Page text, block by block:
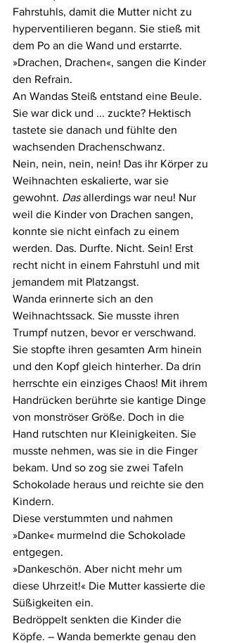
Fahrstuhls, damit die Mutter nicht zu
hyperventilieren begann. Sie stieß mit
dem Po an die Wand und erstarrte.
»Drachen, Drachen«, sangen die Kinder
den Refrain.
An Wandas Steiß entstand eine Beule.
Sie war dick und ... zuckte? Hektisch
tastete sie danach und fühlte den
wachsenden Drachenschwanz.
Nein, nein, nein, nein! Das ihr Körper zu
Weihnachten eskalierte, war sie
gewohnt. Das allerdings war neu! Nur
weil die Kinder von Drachen sangen,
konnte sie nicht einfach zu einem
werden. Das. Durfte. Nicht. Sein! Erst
recht nicht in einem Fahrstuhl und mit
jemandem mit Platzangst.
Wanda erinnerte sich an den
Weihnachtssack. Sie musste ihren
Trumpf nutzen, bevor er verschwand.
Sie stopfte ihren gesamten Arm hinein
und den Kopf gleich hinterher. Da drin
herrschte ein einziges Chaos! Mit ihrem
Handrücken berührte sie kantige Dinge
von monströser Größe. Doch in die
Hand rutschten nur Kleinigkeiten. Sie
musste nehmen, was sie in die Finger
bekam. Und so zog sie zwei Tafeln
Schokolade heraus und reichte sie den
Kindern.
Diese verstummten und nahmen
»Danke« murmelnd die Schokolade
entgegen.
»Dankeschön. Aber nicht mehr um
diese Uhrzeit!« Die Mutter kassierte die
Süßigkeiten ein.
Bedröppelt senkten die Kinder die
Köpfe. – Wanda bemerkte genau den